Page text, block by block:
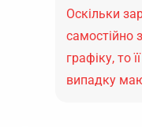
Оскільки
самостійно
графіку, то
випадку